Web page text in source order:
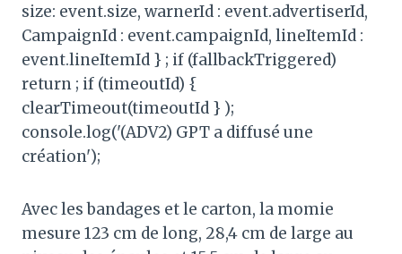
size: event.size, warnerId : event.advertiserId,
CampaignId : event.campaignId, lineItemId :
event.lineItemId } ; if (fallbackTriggered)
return ; if (timeoutId) {
clearTimeout(timeoutId } );
console.log('(ADV2) GPT a diffusé une
création');
Avec les bandages et le carton, la momie
mesure 123 cm de long, 28,4 cm de large au